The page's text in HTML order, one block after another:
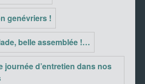
genévriers !
belle assemblée !…
journée d’entretien dans nos